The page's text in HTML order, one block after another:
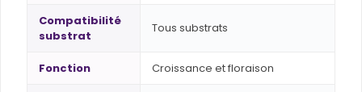
Compatibilité
substrat
Tous substrats
Fonction Croissance et floraison